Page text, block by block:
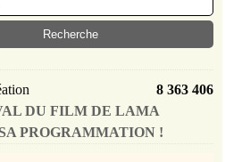
8 363 406
DU FILM DE LAMA
PROGRAMMATION !